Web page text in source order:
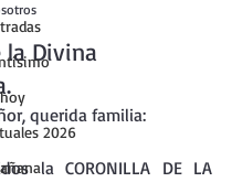
2026
la Divina
querida familia:
la CORONILLA DE LA